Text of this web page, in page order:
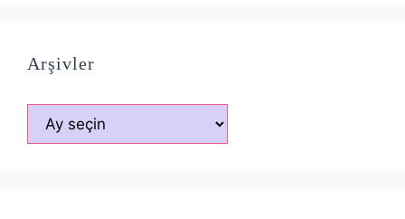
Arşivler
Arşivler